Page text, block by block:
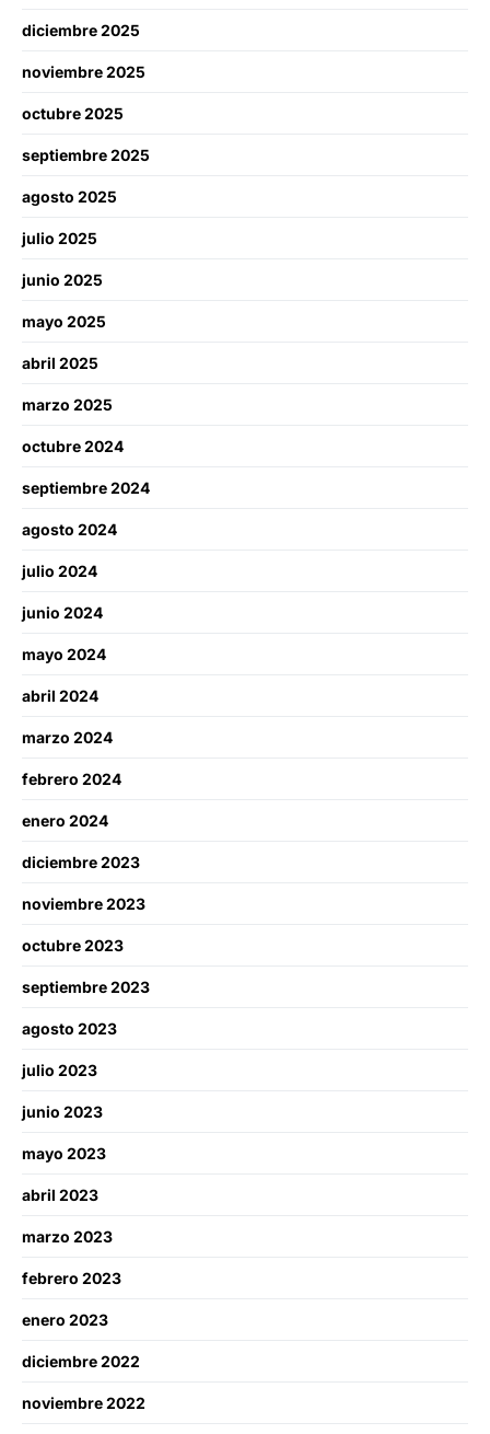
diciembre 2025
noviembre 2025
octubre 2025
septiembre 2025
agosto 2025
julio 2025
junio 2025
mayo 2025
abril 2025
marzo 2025
octubre 2024
septiembre 2024
agosto 2024
julio 2024
junio 2024
mayo 2024
abril 2024
marzo 2024
febrero 2024
enero 2024
diciembre 2023
noviembre 2023
octubre 2023
septiembre 2023
agosto 2023
julio 2023
junio 2023
mayo 2023
abril 2023
marzo 2023
febrero 2023
enero 2023
diciembre 2022
noviembre 2022